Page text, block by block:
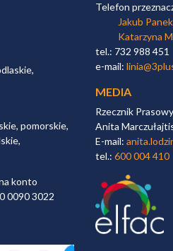
pomorskie,
konto
0090 3022
Telefon
Jakub Panek
Katarzyna
tel.: 732 988 451
e-mail:
MEDIA
Rzecznik Prasowy
Anita
E-mail:
tel.: 600 004 410